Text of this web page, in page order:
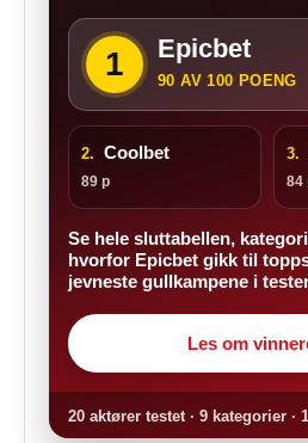
1 Epicbet
90 AV 100 POENG
2. Coolbet
89 p
3.
84
Se hele sluttabellen,
hvorfor Epicbet gikk til
jevneste gullkampene i
Les om
20 aktører testet · 9 kategorier ·